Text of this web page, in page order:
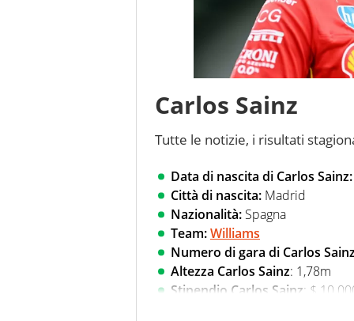
Carlos Sainz
Tutte le notizie, i risultati
Data di nascita di Carlos Sainz:
Città di nascita: Madrid
Nazionalità: Spagna
Team:Williams
Numero di gara di Carlos
Altezza Carlos Sainz: 1,78m
Stipendio Carlos Sainz: $